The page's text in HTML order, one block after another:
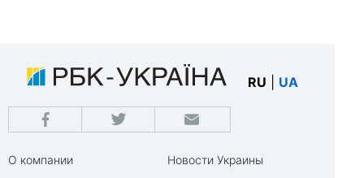
RU UA
О компании
Новости Украины